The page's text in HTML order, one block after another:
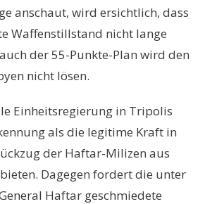
anschaut, wird ersichtlich, dass
Waffenstillstand nicht lange
der 55-Punkte-Plan wird den
nicht lösen.
Einheitsregierung in Tripolis
als die legitime Kraft in
der Haftar-Milizen aus
Dagegen fordert die unter
Haftar geschmiedete